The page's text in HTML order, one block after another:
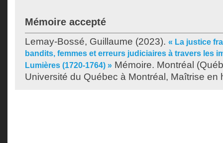
Mémoire accepté
Lemay-Bossé, Guillaume (2023). « La justice
bandits, femmes et erreurs judiciaires à travers les
Lumières (1720-1764) » Mémoire. Montréal
Université du Québec à Montréal, Maîtrise en